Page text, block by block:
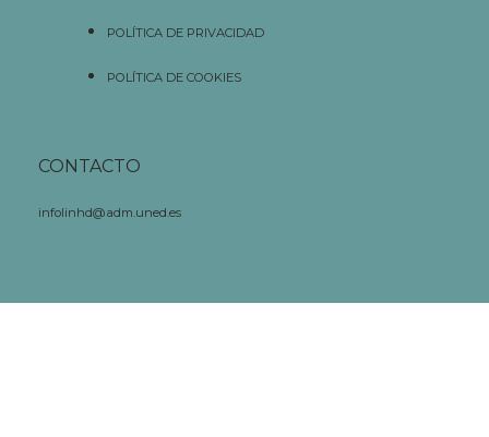
POLÍTICA DE PRIVACIDAD
POLÍTICA DE COOKIES
CONTACTO
infolinhd@adm.uned.es